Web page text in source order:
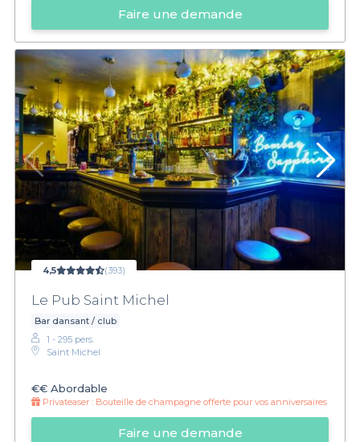
Faire une demande
4,5 (393)
Le Pub Saint Michel
Bar dansant / club
1 - 295 pers.
Saint Michel
€€ Abordable
Privateaser : Bouteille de champagne offerte pour vos anniversaires
Faire une demande